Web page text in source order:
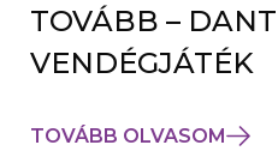
TOVÁBB –
VENDÉGJÁTÉK
TOVÁBB OLVASOM